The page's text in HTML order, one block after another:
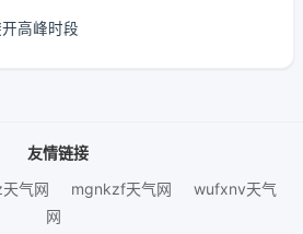
高峰时段
友情链接
气网 mgnkzf天气网
wufxnv天气
网